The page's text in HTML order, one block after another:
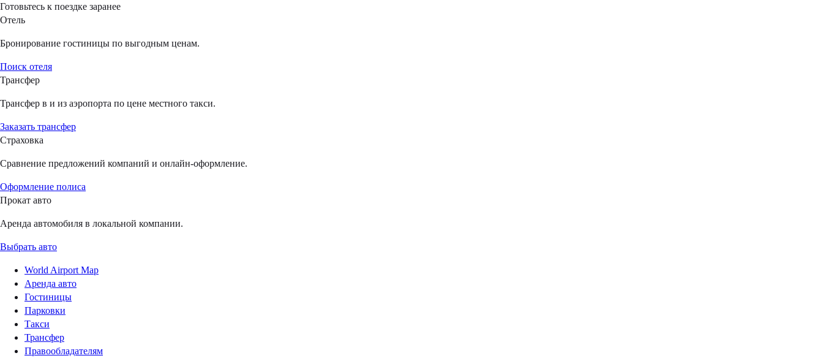
Готовьтесь к поездке заранее
Отель
Бронирование гостиницы по выгодным ценам.
Поиск отеля
Трансфер
Трансфер в и из аэропорта по цене местного такси.
Заказать трансфер
Страховка
Сравнение предложений компаний и онлайн-оформление.
Оформление полиса
Прокат авто
Аренда автомобиля в локальной компании.
Выбрать авто
World Airport Map
Аренда авто
Гостиницы
Парковки
Такси
Трансфер
Правообладателям